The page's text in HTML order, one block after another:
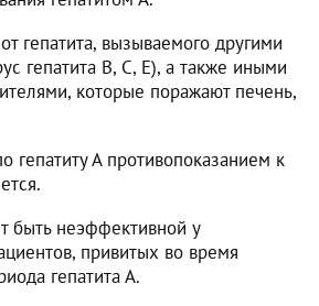
гепатита, вызываемого другими
гепатита В, С, Е), а также иными
которые поражают печень,
гепатиту А противопоказанием к
быть неэффективной у
привитых во время
гепатита А.